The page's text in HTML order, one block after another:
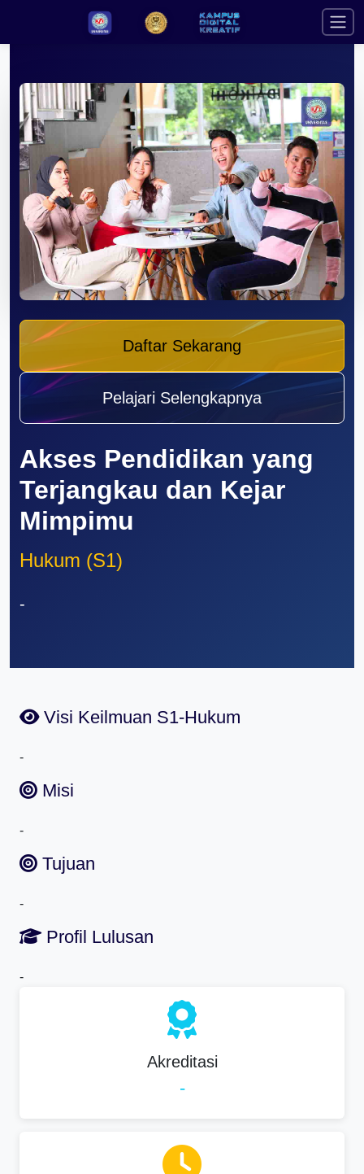
Akses Pendidikan yang
Terjangkau dan Kejar
Mimpimu
Hukum (S1)
-
Daftar Sekarang
Pelajari Selengkapnya
Visi Keilmuan S1-Hukum
-
Misi
-
Tujuan
-
Profil Lulusan
-
Akreditasi
-